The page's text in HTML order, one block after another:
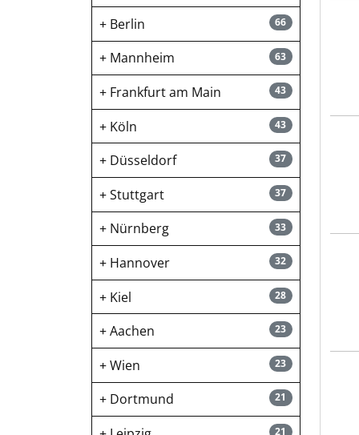
66
Berlin
63
Mannheim
43
Frankfurt am Main
43
Köln
37
Düsseldorf
37
Stuttgart
33
Nürnberg
32
Hannover
28
Kiel
23
Aachen
23
Wien
21
Dortmund
21